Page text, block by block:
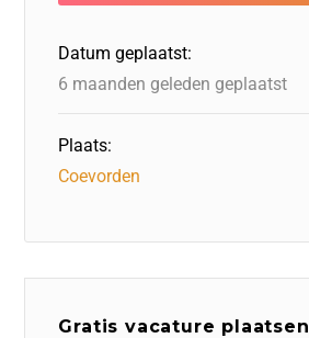
Datum geplaatst:
6 maanden geleden geplaatst
Plaats:
Coevorden
Gratis vacature plaatsen